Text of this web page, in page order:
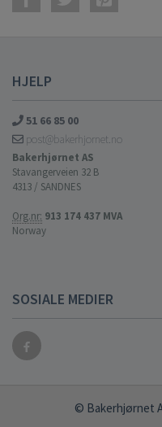
HJELP
51 66 85 00
post@bakerhjornet.no
Bakerhjørnet AS
Stavangerveien 32 B
4313 / SANDNES
Org.nr: 913 174 437 MVA
Norway
SOSIALE MEDIER
© Bakerhjørnet